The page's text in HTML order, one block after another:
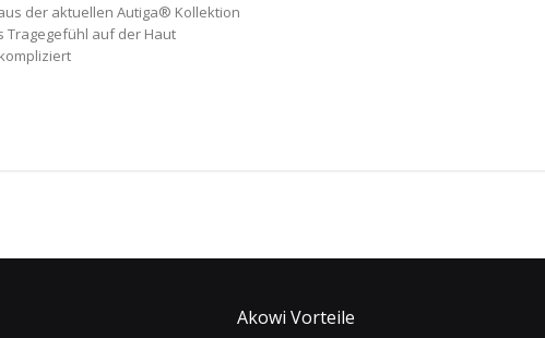
der aktuellen Autiga® Kollektion
Tragegefühl auf der Haut
Akowi Vorteile